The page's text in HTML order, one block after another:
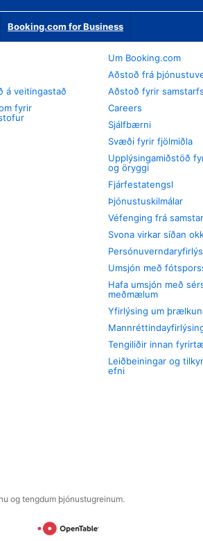
Booking.com for Business
á veitingastað
fyrir
Um Booking.com
Aðstoð frá
Aðstoð fyrir
Careers
Sjálfbærni
Svæði fyrir fjölmiðla
Upplýsingamiðstöð
og öryggi
Fjárfestatengsl
Þjónustuskilmálar
Véfenging frá
Svona virkar síðan
Umsjón með
Hafa umsjón með
meðmælum
Yfirlýsing um
Tengiliðir innan
Leiðbeiningar og
efni
og tengdum þjónustugreinum.